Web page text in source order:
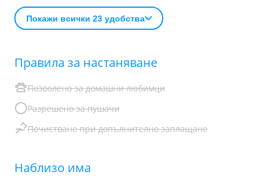
Покажи всички 23 удобства
Правила за настаняване
Позволено за домашни любимци
Разрешено за пушачи
Почистване при допълнително заплащане
Наблизо има